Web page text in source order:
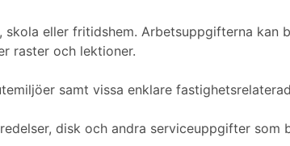
eller fritidshem. Arbetsuppgifterna
raster och lektioner.
samt vissa enklare
disk och andra serviceuppgifter som